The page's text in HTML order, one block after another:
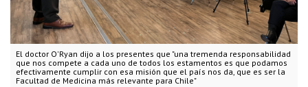
El doctor O'Ryan dijo a los presentes que "una tremenda responsabilidad
que nos compete a cada uno de todos los estamentos es que podamos
efectivamente cumplir con esa misión que el país nos da, que es ser la
Facultad de Medicina más relevante para Chile"